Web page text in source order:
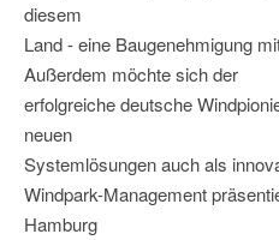
diesem
Land - eine Baugenehmigung
Außerdem möchte sich der
erfolgreiche deutsche
neuen
Systemlösungen auch als
Windpark-Management
Hamburg